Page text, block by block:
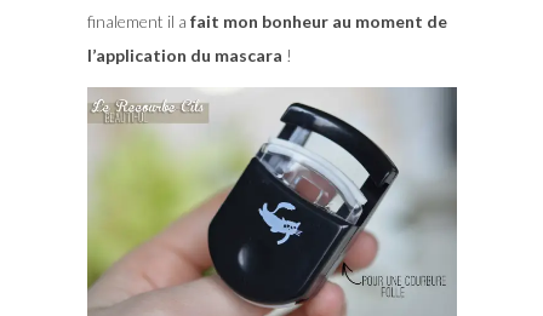
finalement il a fait mon bonheur au moment de
l’application du mascara !